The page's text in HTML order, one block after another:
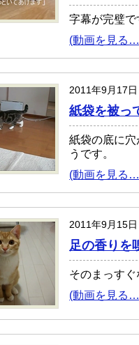
字幕が完璧で
(動画を見る
2011年9月17日
紙袋を被っ
紙袋の底に
うです。
(動画を見る
2011年9月15日
足の香りを
そのまっすぐ
(動画を見る